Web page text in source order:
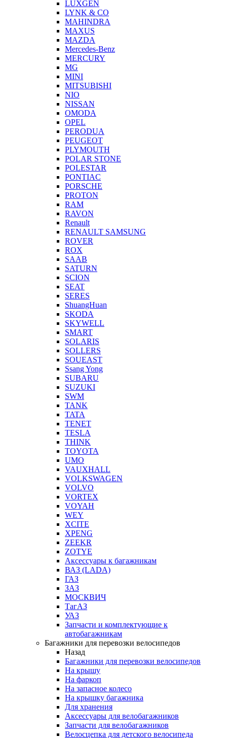
LUXGEN
LYNK & CO
MAHINDRA
MAXUS
MAZDA
Mercedes-Benz
MERCURY
MG
MINI
MITSUBISHI
NIO
NISSAN
OMODA
OPEL
PERODUA
PEUGEOT
PLYMOUTH
POLAR STONE
POLESTAR
PONTIAC
PORSCHE
PROTON
RAM
RAVON
Renault
RENAULT SAMSUNG
ROVER
ROX
SAAB
SATURN
SCION
SEAT
SERES
ShuangHuan
SKODA
SKYWELL
SMART
SOLARIS
SOLLERS
SOUEAST
Ssang Yong
SUBARU
SUZUKI
SWM
TANK
TATA
TENET
TESLA
THINK
TOYOTA
UMO
VAUXHALL
VOLKSWAGEN
VOLVO
VORTEX
VOYAH
WEY
XCITE
XPENG
ZEEKR
ZOTYE
Аксессуары к багажникам
ВАЗ (LADA)
ГАЗ
ЗАЗ
МОСКВИЧ
ТагАЗ
УАЗ
Запчасти и комплектующие к
автобагажникам
Багажники для перевозки велосипедов
Назад
Багажники для перевозки велосипедов
На крышу
На фаркоп
На запасное колесо
На крышку багажника
Для хранения
Аксессуары для велобагажников
Запчасти для велобагажников
Велосцепка для детского велосипеда